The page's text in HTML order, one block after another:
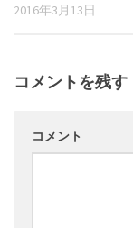
2016年3月13日
コメントを残す
コメント